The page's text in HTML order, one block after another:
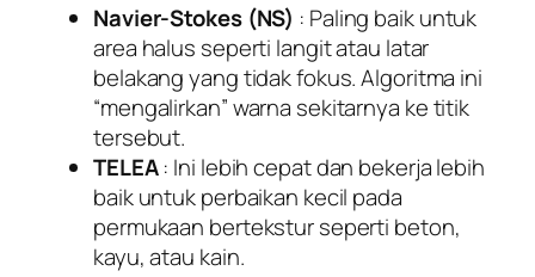
Navier-Stokes (NS) : Paling baik untuk
area halus seperti langit atau latar
belakang yang tidak fokus. Algoritma ini
“mengalirkan” warna sekitarnya ke titik
tersebut.
TELEA: Ini lebih cepat dan bekerja lebih
baik untuk perbaikan kecil pada
permukaan bertekstur seperti beton,
kayu, atau kain.